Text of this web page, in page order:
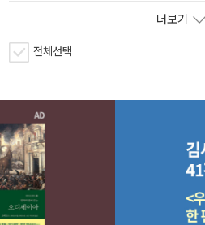
더보기
전체선택